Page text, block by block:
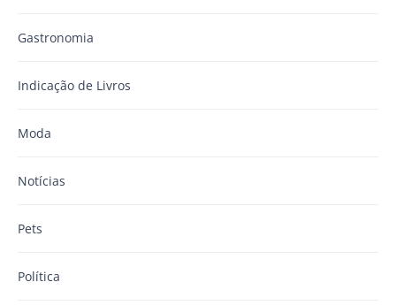
Gastronomia
Indicação de Livros
Moda
Notícias
Pets
Política